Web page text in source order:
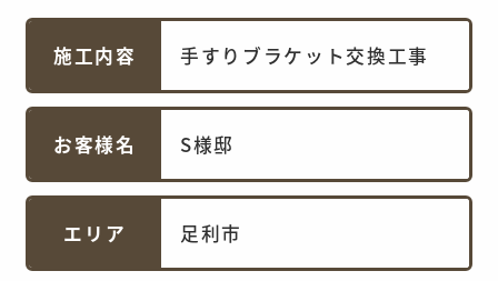
施工内容 手すりブラケット交換工事
お客様名 S様邸
エリア 足利市